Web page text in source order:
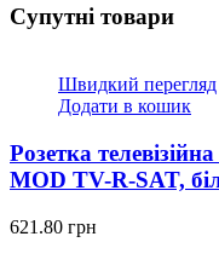
Супутні товари
Швидкий перегляд
Додати в кошик
Розетка
MOD TV-R-SAT,
621.80 грн